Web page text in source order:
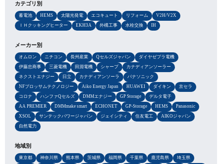
カテゴリ別
蓄電池 HEMS 太陽光発電 エコキュート リフォーム
V2H/V2X
ＩＨクッキングヒーター
EKH3A 外構工事 水栓交換 IH
メーカー別
オムロン ニチコン 長州産業 Qセルズジャパン
ダイヤゼブラ電機
伊藤忠商事
三菱電機 田淵電機 シャープ
カナディアンソーラー
ネクストエナジー
日立 カナディアンソーラ
パナソニック
NFブロッサムテクノロジー
Aiko Energy Japan HUAWEI ダイキン
京セラ
コロナ
ハンファQセルズ DMMエナジー GP Storage
デルタ電子
AA PREMIER
DMMmake smart ECHONET GP-Storage HEMS
Panasonic
XSOL
サンテックパワージャパン ジェイシティ 住友電工
AIKOジャパン
自然電力
地域別
東京都 神奈川県 熊本県 茨城県 福岡県 千葉県 鹿児島県
埼玉県